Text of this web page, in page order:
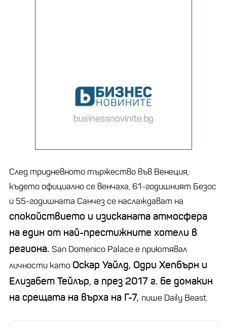
След тридневното тържество във Венеция,
където официално се венчаха, 61-годишният Безос
и 55-годишната Санчез се наслаждават на
спокойствието и изисканата атмосфера
на един от най-престижните хотели в
региона. San Domenico Palace е приютявал
личности като Оскар Уайлд, Одри Хепбърн и
Елизабет Тейлър, а през 2017 г. бе домакин
на срещата на върха на Г-7, пише Daily Beast.